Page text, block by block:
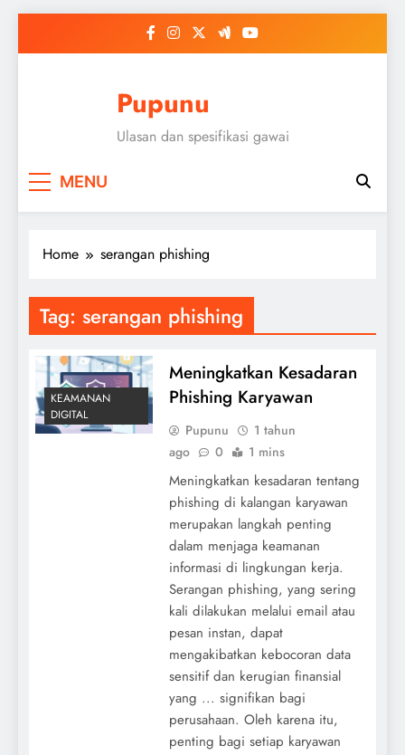
Pupunu
Ulasan dan spesifikasi gawai
MENU
Home serangan phishing
Tag: serangan phishing
KEAMANAN
DIGITAL
Meningkatkan Kesadaran
Phishing Karyawan
Pupunu
1 tahun
ago
0 1 mins
Meningkatkan kesadaran tentang
phishing di kalangan karyawan
merupakan langkah penting
dalam menjaga keamanan
informasi di lingkungan kerja.
Serangan phishing, yang sering
kali dilakukan melalui email atau
pesan instan, dapat
mengakibatkan kebocoran data
sensitif dan kerugian finansial
yang ... signifikan bagi
perusahaan. Oleh karena itu,
penting bagi setiap karyawan